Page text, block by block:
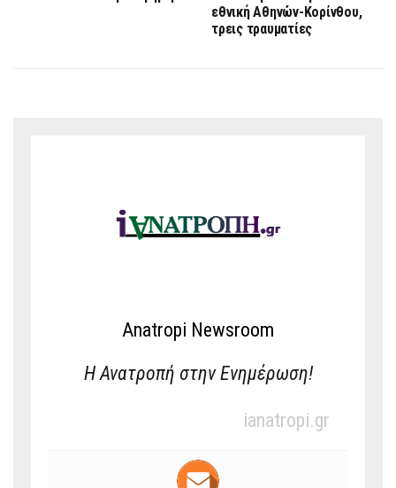
εθνική Αθηνών-Κορίνθου,
τρεις τραυματίες
Anatropi Newsroom
Η Ανατροπή στην Ενημέρωση!
ianatropi.gr